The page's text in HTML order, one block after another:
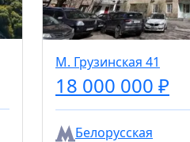
М. Грузинская 41
18 000 000 ₽
Белорусская